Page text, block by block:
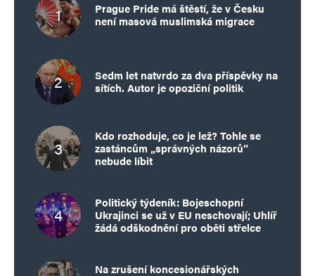
Prague Pride má štěstí, že v Česku
není masová muslimská migrace
Sedm let natvrdo za dva příspěvky na
sítích. Autor je opoziční politik
Kdo rozhoduje, co je lež? Tohle se
zastáncům „správných názorů“
nebude líbit
Politický týdeník: Bojeschopní
Ukrajinci se už v EU neschovají; Uhlíř
žádá odškodnění pro oběti střelce
Na zrušení koncesionářských